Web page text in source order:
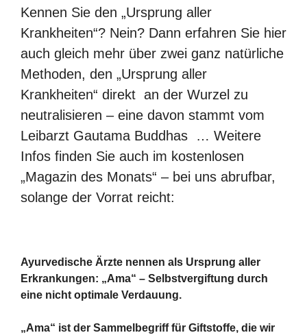
Kennen Sie den „Ursprung aller
Krankheiten“? Nein? Dann erfahren Sie hier
auch gleich mehr über zwei ganz natürliche
Methoden, den „Ursprung aller
Krankheiten“ direkt an der Wurzel zu
neutralisieren – eine davon stammt vom
Leibarzt Gautama Buddhas … Weitere
Infos finden Sie auch im kostenlosen
„Magazin des Monats“ – bei uns abrufbar,
solange der Vorrat reicht:
Ayurvedische Ärzte nennen als Ursprung aller
Erkrankungen: „Ama“ – Selbstvergiftung durch
eine nicht optimale Verdauung.
„Ama“ ist der Sammelbegriff für Giftstoffe, die wir